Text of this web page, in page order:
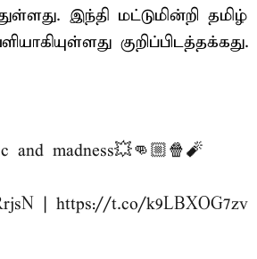
இந்தி மட்டுமின்றி தமிழ்
குறிப்பிடத்தக்கது.
madness💥👊🏼🍿🧨
https://t.co/k9LBXOG7zv